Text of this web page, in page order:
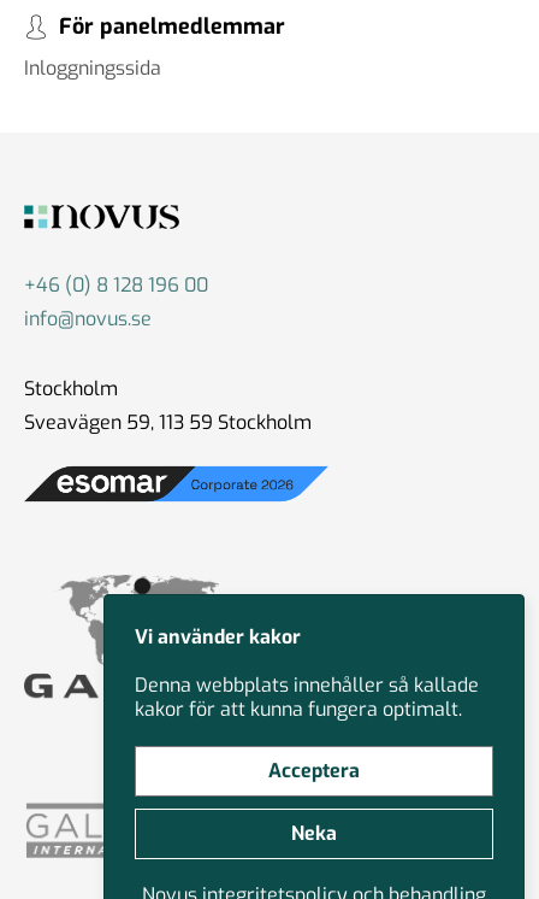
För panelmedlemmar
Inloggningssida
+46 (0) 8 128 196 00
info@novus.se
Stockholm
Sveavägen 59, 113 59 Stockholm
Vi använder kakor
Denna webbplats innehåller så kallade
kakor för att kunna fungera optimalt.
Acceptera
Neka